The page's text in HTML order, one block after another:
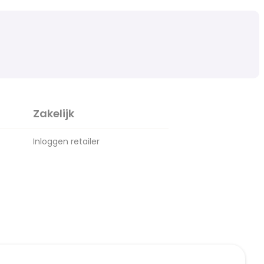
Zakelijk
Inloggen retailer